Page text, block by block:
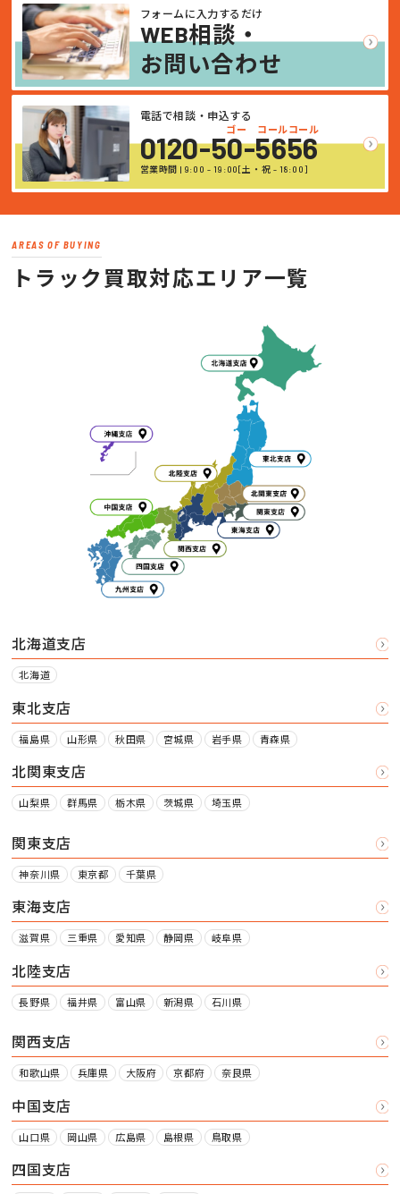
WEB相談・
お問い合わせ
フォームに入力するだけ
ゴー コールコール
0120-50-5656
電話で相談・申込する
営業時間 | 9:00 - 19:00[土・祝 - 18:00]
AREAS OF BUYING
トラック買取対応エリア一覧
北海道支店
北海道
東北支店
福島県 山形県 秋田県 宮城県 岩手県 青森県
北関東支店
山梨県 群馬県 栃木県 茨城県 埼玉県
関東支店
神奈川県 東京都 千葉県
東海支店
滋賀県 三重県 愛知県 静岡県 岐阜県
北陸支店
長野県 福井県 富山県 新潟県 石川県
関西支店
和歌山県 兵庫県 大阪府 京都府 奈良県
中国支店
山口県 岡山県 広島県 島根県 鳥取県
四国支店